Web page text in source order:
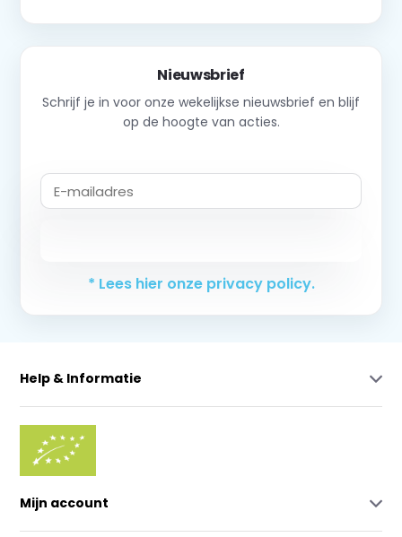
Nieuwsbrief
Schrijf je in voor onze wekelijkse nieuwsbrief en blijf
op de hoogte van acties.
* Lees hier onze privacy policy.
Help & Informatie
Mijn account